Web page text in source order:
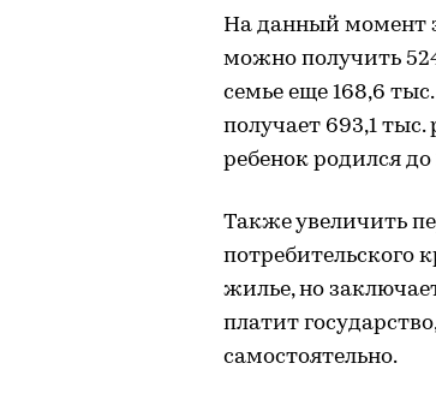
На данный момент
можно получить
семье еще 168,6
получает 693,1
ребенок родился
Также увеличить
потребительского
жилье, но
платит
самостоятельно.